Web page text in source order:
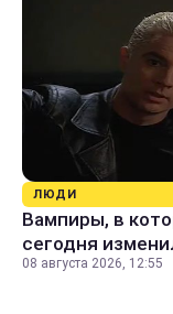
ЛЮДИ
Вампиры, в
сегодня
08 августа 2026, 12:55